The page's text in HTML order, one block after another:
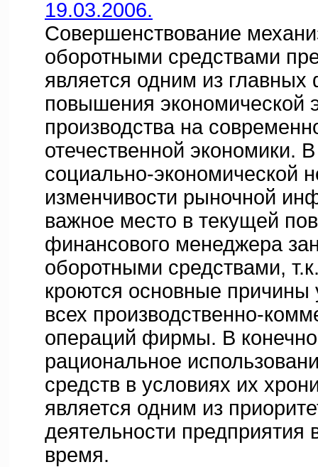
19.03.2006.
Совершенствование
оборотными средствами
является одним из главных
повышения экономической
производства на
отечественной экономики.
социально-экономической
изменчивости рыночной
важное место в текущей
финансового менеджера
оборотными средствами,
кроются основные причины
всех производственно-
операций фирмы. В
рациональное
средств в условиях их
является одним из
деятельности предприятия
время.